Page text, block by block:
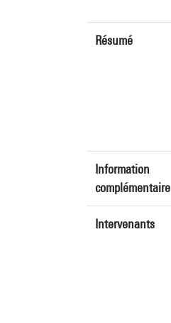
Résumé
Information
complémentaire
Intervenants